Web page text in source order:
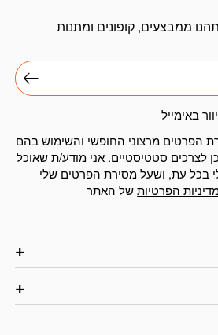
ממבצעים, קופונים ומתנות
באימייל
הפרטים מרצוני החופשי והשימוש בהם
לצרכים סטטיסטיים. אני מודע/ת שאוכל
בכל עת, ושעל מסירת הפרטים שלי
הפרטיותשל האתר